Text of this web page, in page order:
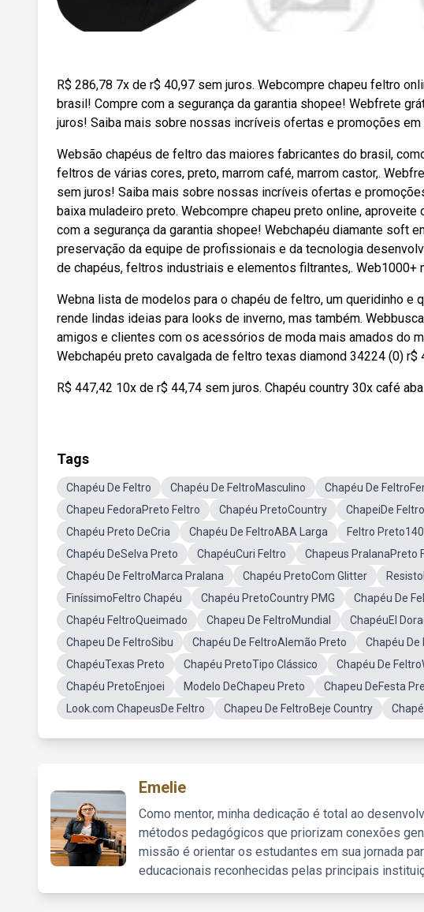
R$ 286,78 7x de r$ 40,97 sem juros. Webcompre chapeu feltro
brasil! Compre com a segurança da garantia shopee! Webfrete
juros! Saiba mais sobre nossas incríveis ofertas e promoções
Websão chapéus de feltro das maiores fabricantes do brasil,
feltros de várias cores, preto, marrom café, marrom castor,.
sem juros! Saiba mais sobre nossas incríveis ofertas e
baixa muladeiro preto. Webcompre chapeu preto online,
com a segurança da garantia shopee! Webchapéu diamante soft
preservação da equipe de profissionais e da tecnologia
de chapéus, feltros industriais e elementos filtrantes,. Web1000+
Webna lista de modelos para o chapéu de feltro, um queridinho e
rende lindas ideias para looks de inverno, mas também.
amigos e clientes com os acessórios de moda mais amados do
Webchapéu preto cavalgada de feltro texas diamond 34224 (0) r$
R$ 447,42 10x de r$ 44,74 sem juros. Chapéu country 30x café
Tags
Chapéu De Feltro Chapéu De FeltroMasculino Chapéu De
Chapeu FedoraPreto Feltro
Chapéu PretoCountry ChapeiDe Feltro
Chapéu Preto DeCria
Chapéu De FeltroABA Larga Feltro Preto140
Chapéu DeSelva Preto
ChapéuCuri Feltro Chapeus PralanaPreto
Chapéu De FeltroMarca Pralana
Chapéu PretoCom Glitter
FiníssimoFeltro Chapéu
Chapéu PretoCountry PMG Chapéu De
Chapéu FeltroQueimado
Chapeu De FeltroMundial ChapéuEl
Chapeu De FeltroSibu
Chapéu De FeltroAlemão Preto Chapéu De
ChapéuTexas Preto
Chapéu PretoTipo Clássico Chapéu De
Chapéu PretoEnjoei
Modelo DeChapeu Preto Chapeu DeFesta
Look.com ChapeusDe Feltro
Chapeu De FeltroBeje Country
Emelie
Como mentor, minha dedicação é total ao
métodos pedagógicos que priorizam conexões
missão é orientar os estudantes em sua jornada
educacionais reconhecidas pelas principais